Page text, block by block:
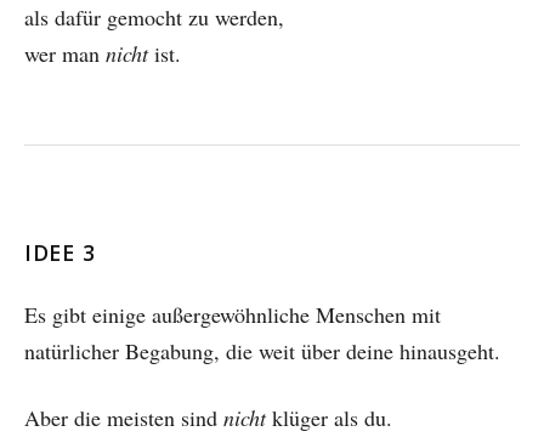
als dafür gemocht zu werden,
wer man nichtist.
IDEE 3
Es gibt einige außergewöhnliche Menschen mit
natürlicher Begabung, die weit über deine hinausgeht.
Aber die meisten sind nichtklüger als du.